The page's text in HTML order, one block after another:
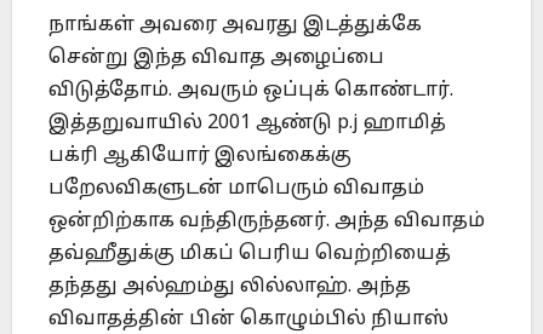
நாங்கள் அவரை அவரது இடத்துக்கே
சென்று இந்த விவாத அழைப்பை
விடுத்தோம். அவரும் ஒப்புக் கொண்டார்.
இத்தறுவாயில் 2001 ஆண்டு p.j ஹாமித்
பக்ரி ஆகியோர் இலங்கைக்கு
பறேலவிகளுடன் மாபெரும் விவாதம்
ஒன்றிற்காக வந்திருந்தனர். அந்த விவாதம்
தவ்ஹீதுக்கு மிகப் பெரிய வெற்றியைத்
தந்தது அல்ஹம்து லில்லாஹ். அந்த
விவாதத்தின் பின் கொழும்பில் நியாஸ்